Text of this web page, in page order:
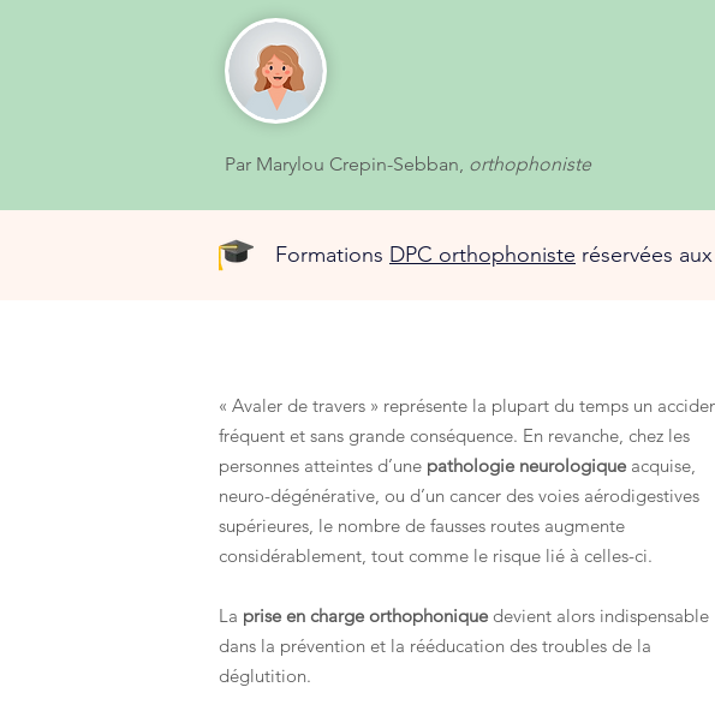
Par Marylou Crepin-Sebban, orthophoniste
Formations DPC orthophoniste réservées
« Avaler de travers » représente la plupart du temps un
fréquent et sans grande conséquence. En revanche, chez les
personnes atteintes d’une pathologie neurologique acquise,
neuro-dégénérative, ou d’un cancer des voies aérodigestives
supérieures, le nombre de fausses routes augmente
considérablement, tout comme le risque lié à celles-ci.
La prise en charge orthophonique devient alors indispensable
dans la prévention et la rééducation des troubles de la
déglutition.